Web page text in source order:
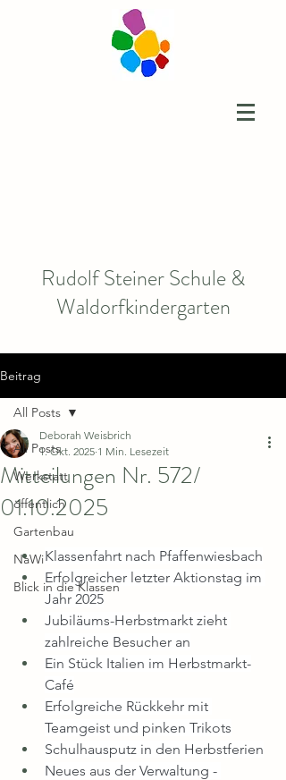
Rudolf Steiner Schule &
Waldorfkindergarten
Beitrag
All Posts
Werkstatt
öffentlich
Gartenbau
NaWi
Blick in die Klassen
All Posts
Mitteilungen Nr. 572/
01.10.2025
Deborah Weisbrich
1. Okt. 2025 1 Min. Lesezeit
Klassenfahrt nach Pfaffenwiesbach
Erfolgreicher letzter Aktionstag im
Jahr 2025
Jubiläums-Herbstmarkt zieht
zahlreiche Besucher an
Ein Stück Italien im Herbstmarkt-
Café
Erfolgreiche Rückkehr mit
Teamgeist und pinken Trikots
Schulhausputz in den Herbstferien
Neues aus der Verwaltung -